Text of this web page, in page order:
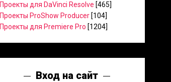
Проекты для DaVinci Resolve [465]
Проекты ProShow Producer [104]
Проекты для Premiere Pro [1204]
Вход на сайт